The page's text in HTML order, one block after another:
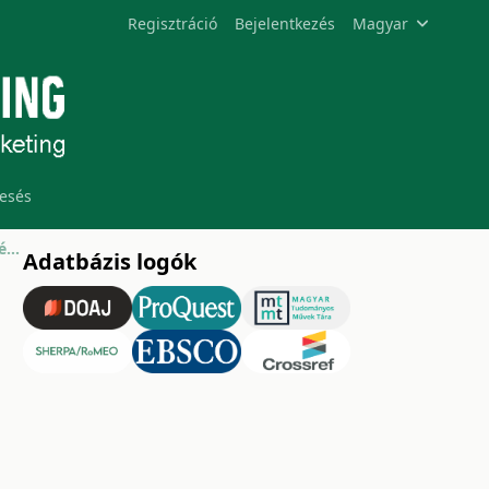
Regisztráció Bejelentkezés Magyar
A csemegekukorica minőségének szerepe az egészséges táplálkozásban Adatbázis logók